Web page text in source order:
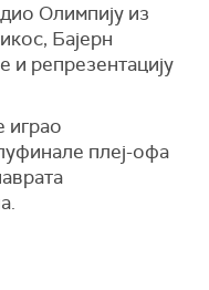
Олимпију из
Бајерн
и репрезентацију
играо
плеј-офа